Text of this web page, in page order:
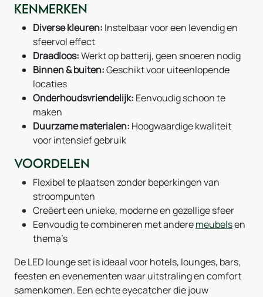
Kenmerken
Diverse kleuren: Instelbaar voor een levendig en
sfeervol effect
Draadloos:Werkt op batterij, geen snoeren nodig
Binnen & buiten:Geschikt voor uiteenlopende
locaties
Onderhoudsvriendelijk: Eenvoudig schoon te
maken
Duurzame materialen: Hoogwaardige kwaliteit
voor intensief gebruik
Voordelen
Flexibel te plaatsen zonder beperkingen van
stroompunten
Creëert een unieke, moderne en gezellige sfeer
Eenvoudig te combineren met anderemeubelsen
thema’s
De LED lounge set is ideaal voor hotels, lounges, bars,
feesten en evenementen waar uitstraling en comfort
samenkomen. Een echte eyecatcher die jouw